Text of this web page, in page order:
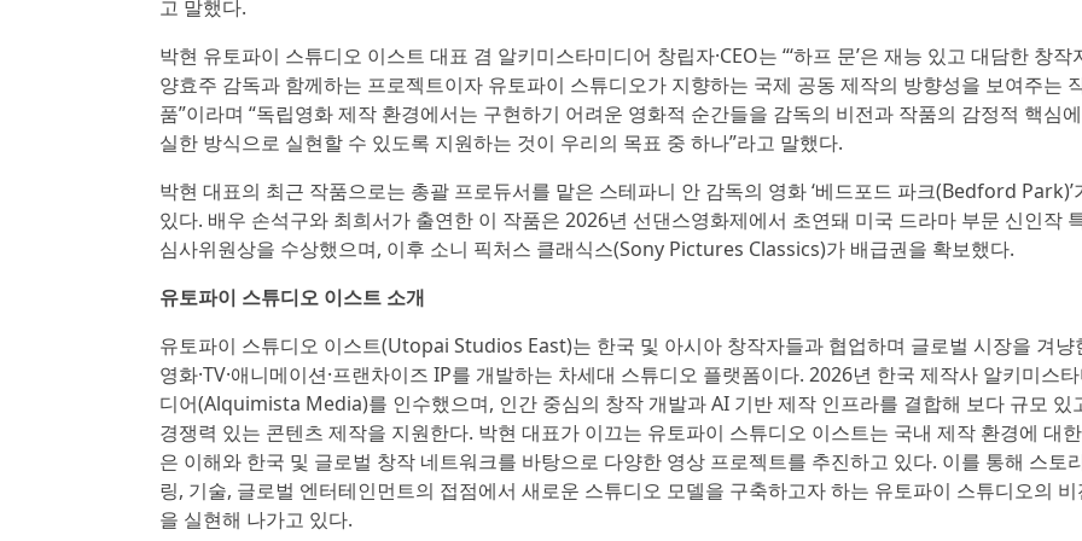
고 말했다.
박현 유토파이 스튜디오 이스트 대표 겸 알키미스타미디어 창립자·CEO는 “‘하프 문’은 재능 있고 대담한 창작
양효주 감독과 함께하는 프로젝트이자 유토파이 스튜디오가 지향하는 국제 공동 제작의 방향성을 보여주는
품”이라며 “독립영화 제작 환경에서는 구현하기 어려운 영화적 순간들을 감독의 비전과 작품의 감정적 핵심
실한 방식으로 실현할 수 있도록 지원하는 것이 우리의 목표 중 하나”라고 말했다.
박현 대표의 최근 작품으로는 총괄 프로듀서를 맡은 스테파니 안 감독의 영화 ‘베드포드 파크(Bedford Park)’
있다. 배우 손석구와 최희서가 출연한 이 작품은 2026년 선댄스영화제에서 초연돼 미국 드라마 부문 신인작
심사위원상을 수상했으며, 이후 소니 픽처스 클래식스(Sony Pictures Classics)가 배급권을 확보했다.
유토파이 스튜디오 이스트 소개
유토파이 스튜디오 이스트(Utopai Studios East)는 한국 및 아시아 창작자들과 협업하며 글로벌 시장을 겨냥
영화·TV·애니메이션·프랜차이즈 IP를 개발하는 차세대 스튜디오 플랫폼이다. 2026년 한국 제작사 알키미스
디어(Alquimista Media)를 인수했으며, 인간 중심의 창작 개발과 AI 기반 제작 인프라를 결합해 보다 규모 있
경쟁력 있는 콘텐츠 제작을 지원한다. 박현 대표가 이끄는 유토파이 스튜디오 이스트는 국내 제작 환경에 대
은 이해와 한국 및 글로벌 창작 네트워크를 바탕으로 다양한 영상 프로젝트를 추진하고 있다. 이를 통해 스토
링, 기술, 글로벌 엔터테인먼트의 접점에서 새로운 스튜디오 모델을 구축하고자 하는 유토파이 스튜디오의 비
을 실현해 나가고 있다.